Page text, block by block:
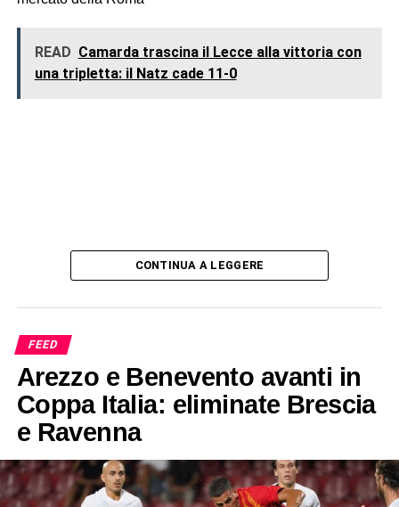
READ Camarda trascina il Lecce alla vittoria con
una tripletta: il Natz cade 11-0
CONTINUA A LEGGERE
FEED
Arezzo e Benevento avanti in
Coppa Italia: eliminate Brescia
e Ravenna